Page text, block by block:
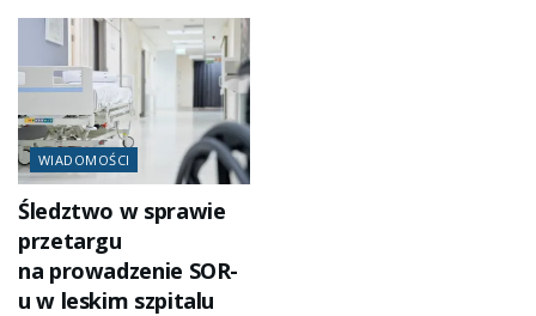
WIADOMOŚCI
Śledztwo w sprawie
przetargu
na prowadzenie SOR-
u w leskim szpitalu